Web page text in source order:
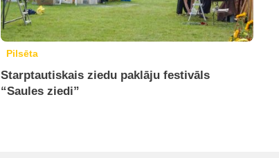
Pilsēta
Starptautiskais ziedu paklāju festivāls
“Saules ziedi”